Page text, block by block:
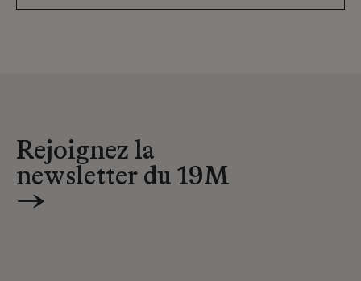
Rejoignez la
newsletter du 19M
→